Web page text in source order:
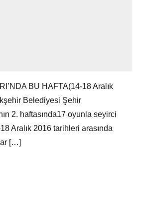
BU HAFTA(14-18 Aralık
Belediyesi Şehir
2. haftasında17 oyunla seyirci
18 Aralık 2016 tarihleri arasında
[…]